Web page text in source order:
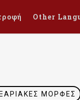
Other
ΜΟΡΦΈΣ